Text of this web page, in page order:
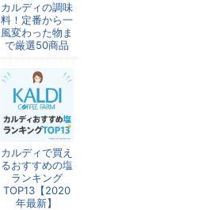
カルディの調味
料！定番から一
風変わった物ま
で厳選50商品
カルディで買え
るおすすめの塩
ランキング
TOP13【2020
年最新】